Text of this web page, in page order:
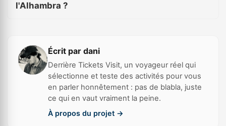
l'Alhambra ?
Écrit par dani
Derrière Tickets Visit, un voyageur réel qui
sélectionne et teste des activités pour vous
en parler honnêtement : pas de blabla, juste
ce qui en vaut vraiment la peine.
À propos du projet →